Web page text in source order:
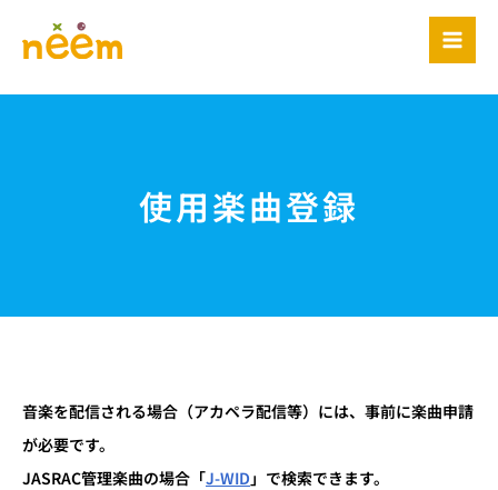
ス
使用楽曲登録
音楽を配信される場合（アカペラ配信等）には、事前に楽曲申請
が必要です。
JASRAC管理楽曲の場合「J-WID」で検索できます。